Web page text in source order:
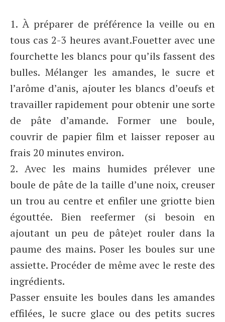
1. À préparer de préférence la veille ou en
tous cas 2-3 heures avant.Fouetter avec une
fourchette les blancs pour qu’ils fassent des
bulles. Mélanger les amandes, le sucre et
l’arôme d’anis, ajouter les blancs d’oeufs et
travailler rapidement pour obtenir une sorte
de pâte d’amande. Former une boule,
couvrir de papier film et laisser reposer au
frais 20 minutes environ.
2. Avec les mains humides prélever une
boule de pâte de la taille d’une noix, creuser
un trou au centre et enfiler une griotte bien
égouttée. Bien reefermer (si besoin en
ajoutant un peu de pâte)et rouler dans la
paume des mains. Poser les boules sur une
assiette. Procéder de même avec le reste des
ingrédients.
Passer ensuite les boules dans les amandes
effilées, le sucre glace ou des petits sucres